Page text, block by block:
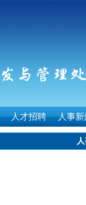
人才招聘 人事新